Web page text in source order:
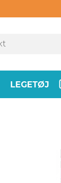
LEGETØJ